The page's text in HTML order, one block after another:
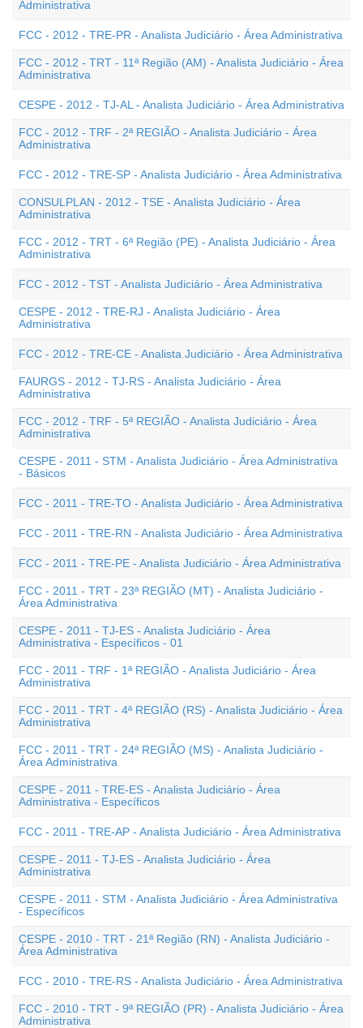
Administrativa
FCC - 2012 - TRE-PR - Analista Judiciário - Área Administrativa
FCC - 2012 - TRT - 11ª Região (AM) - Analista Judiciário - Área
Administrativa
CESPE - 2012 - TJ-AL - Analista Judiciário - Área Administrativa
FCC - 2012 - TRF - 2ª REGIÃO - Analista Judiciário - Área
Administrativa
FCC - 2012 - TRE-SP - Analista Judiciário - Área Administrativa
CONSULPLAN - 2012 - TSE - Analista Judiciário - Área
Administrativa
FCC - 2012 - TRT - 6ª Região (PE) - Analista Judiciário - Área
Administrativa
FCC - 2012 - TST - Analista Judiciário - Área Administrativa
CESPE - 2012 - TRE-RJ - Analista Judiciário - Área
Administrativa
FCC - 2012 - TRE-CE - Analista Judiciário - Área Administrativa
FAURGS - 2012 - TJ-RS - Analista Judiciário - Área
Administrativa
FCC - 2012 - TRF - 5ª REGIÃO - Analista Judiciário - Área
Administrativa
CESPE - 2011 - STM - Analista Judiciário - Área Administrativa
- Básicos
FCC - 2011 - TRE-TO - Analista Judiciário - Área Administrativa
FCC - 2011 - TRE-RN - Analista Judiciário - Área Administrativa
FCC - 2011 - TRE-PE - Analista Judiciário - Área Administrativa
FCC - 2011 - TRT - 23ª REGIÃO (MT) - Analista Judiciário -
Área Administrativa
CESPE - 2011 - TJ-ES - Analista Judiciário - Área
Administrativa - Específicos - 01
FCC - 2011 - TRF - 1ª REGIÃO - Analista Judiciário - Área
Administrativa
FCC - 2011 - TRT - 4ª REGIÃO (RS) - Analista Judiciário - Área
Administrativa
FCC - 2011 - TRT - 24ª REGIÃO (MS) - Analista Judiciário -
Área Administrativa
CESPE - 2011 - TRE-ES - Analista Judiciário - Área
Administrativa - Específicos
FCC - 2011 - TRE-AP - Analista Judiciário - Área Administrativa
CESPE - 2011 - TJ-ES - Analista Judiciário - Área
Administrativa
CESPE - 2011 - STM - Analista Judiciário - Área Administrativa
- Específicos
CESPE - 2010 - TRT - 21ª Região (RN) - Analista Judiciário -
Área Administrativa
FCC - 2010 - TRE-RS - Analista Judiciário - Área Administrativa
FCC - 2010 - TRT - 9ª REGIÃO (PR) - Analista Judiciário - Área
Administrativa